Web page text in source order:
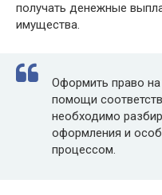
получать денежные
имущества.
Оформить право
помощи
необходимо
оформления и
процессом.